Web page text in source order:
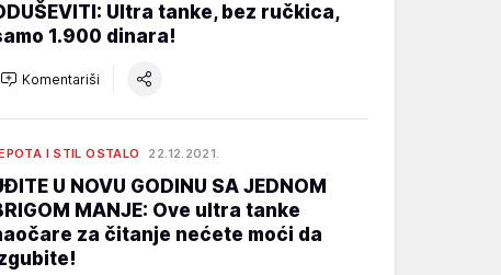
Ultra tanke, bez ručkica,
1.900 dinara!
Komentariši
I STIL OSTALO 22.12.2021.
U NOVU GODINU SA JEDNOM
MANJE: Ove ultra tanke
za čitanje nećete moći da